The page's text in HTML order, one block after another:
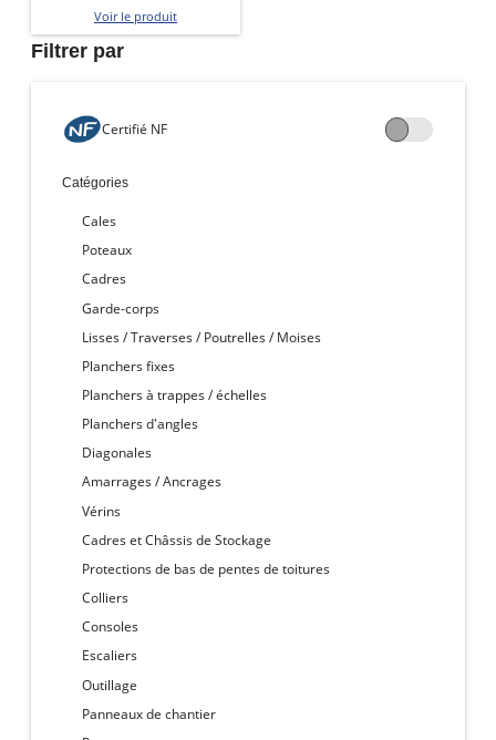
Voir le produit
Filtrer par
Certifié NF
Catégories
Cales
Poteaux
Cadres
Garde-corps
Lisses / Traverses / Poutrelles / Moises
Planchers fixes
Planchers à trappes / échelles
Planchers d'angles
Diagonales
Amarrages / Ancrages
Vérins
Cadres et Châssis de Stockage
Protections de bas de pentes de toitures
Colliers
Consoles
Escaliers
Outillage
Panneaux de chantier